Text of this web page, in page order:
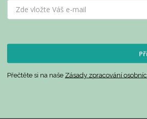
psychologií v oblasti lidských zdrojů.
Přečtěte si na naše Zásady zpracování